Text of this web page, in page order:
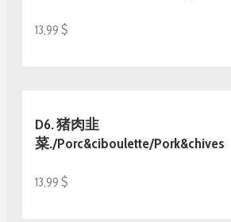
13,99 $
D6. 猪肉韭
菜./Porc&ciboulette/Pork&chives
13,99 $